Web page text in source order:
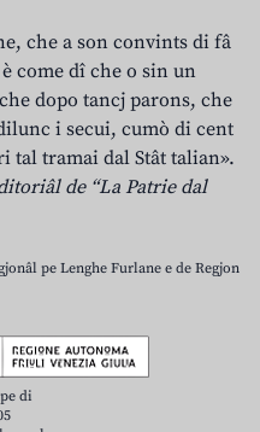
che a son convints di fâ
come dî che o sin un
dopo tancj parons, che
i secui, cumò di cent
tal tramai dal Stât talian».
de “La Patrie dal
pe Lenghe Furlane e de Regjon
di